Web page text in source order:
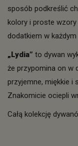
sposób podkreślić
kolory i proste wzory
dodatkiem w
„Lydia” to dywan
że przypomina on w
przyjemne, miękkie i
Znakomicie ociepli
Całą kolekcję